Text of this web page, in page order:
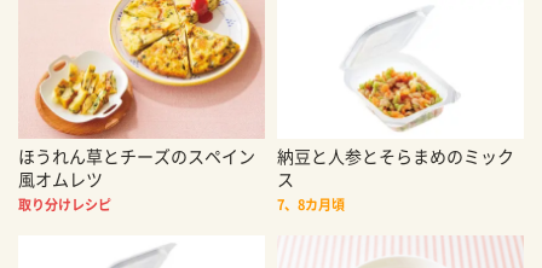
ほうれん草とチーズのスペイン
風オムレツ
取り分けレシピ
納豆と人参とそらまめのミック
ス
7、8カ月頃